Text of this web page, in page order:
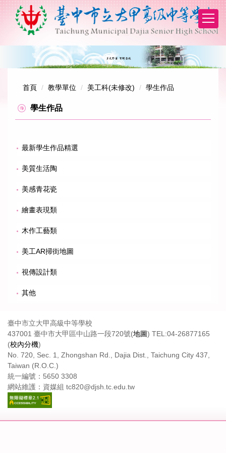
首頁 教學單位 美工科(未修改) 學生作品
學生作品
最新學生作品精選
美質生活陶
美感青花瓷
繪畫表現類
木作工藝類
美工AR掃街地圖
視傳設計類
其他
臺中市立大甲高級中等學校
437001 臺中市大甲區中山路一段720號(地圖) TEL:04-26877165
(校內分機)
No. 720, Sec. 1, Zhongshan Rd., Dajia Dist., Taichung City 437,
Taiwan (R.O.C.)
統一編號：5650 3308
網站維護：資媒組 tc820@djsh.tc.edu.tw